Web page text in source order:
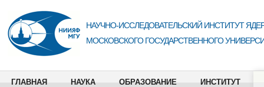
НАУЧНО-ИССЛЕДОВАТЕЛЬСКИЙ ИНСТИТУТ
МОСКОВСКОГО ГОСУДАРСТВЕННОГО
ГЛАВНАЯ НАУКА ОБРАЗОВАНИЕ ИНСТИТУТ